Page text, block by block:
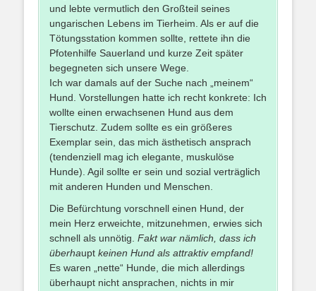
und lebte vermutlich den Großteil seines
ungarischen Lebens im Tierheim. Als er auf die
Tötungsstation kommen sollte, rettete ihn die
Pfotenhilfe Sauerland und kurze Zeit später
begegneten sich unsere Wege.
Ich war damals auf der Suche nach „meinem“
Hund. Vorstellungen hatte ich recht konkrete: Ich
wollte einen erwachsenen Hund aus dem
Tierschutz. Zudem sollte es ein größeres
Exemplar sein, das mich ästhetisch ansprach
(tendenziell mag ich elegante, muskulöse
Hunde). Agil sollte er sein und sozial verträglich
mit anderen Hunden und Menschen.
Die Befürchtung vorschnell einen Hund, der
mein Herz erweichte, mitzunehmen, erwies sich
schnell als unnötig. Fakt war nämlich, dass ich
überhaupt keinen Hund als attraktiv empfand!
Es waren „nette“ Hunde, die mich allerdings
überhaupt nicht ansprachen, nichts in mir